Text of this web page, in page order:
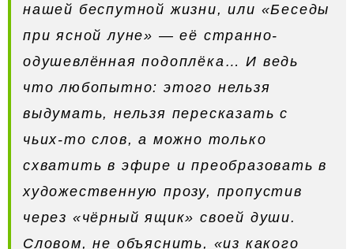
нашей беспутной жизни, или «Беседы
при ясной луне» — её странно-
одушевлённая подоплёка… И ведь
что любопытно: этого нельзя
выдумать, нельзя пересказать с
чьих-то слов, а можно только
схватить в эфире и преобразовать в
художественную прозу, пропустив
через «чёрный ящик» своей души.
Словом, не объяснить, «из какого